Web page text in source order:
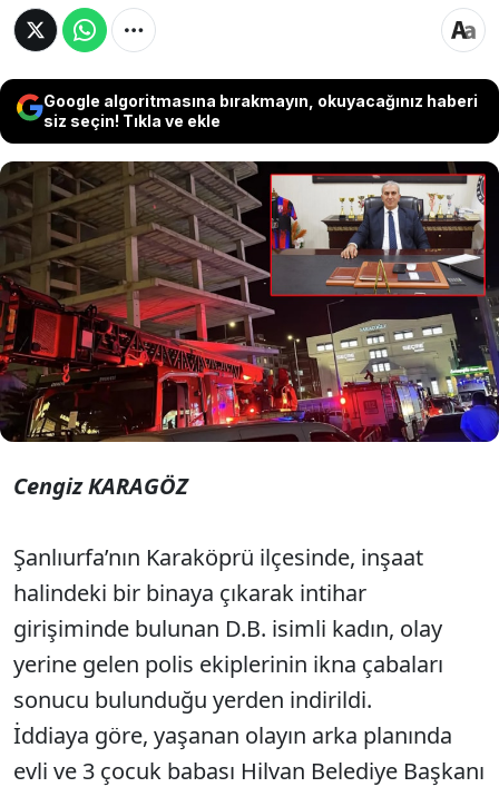
Google algoritmasına bırakmayın, okuyacağınız haberi
siz seçin! Tıkla ve ekle
İddiaya göre; DEM Partili Başkan
Paydaş’la ilişki yaşayan kadının ailesi
durumu öğrendi. Genç kadın aile baskısı
nedeniyle canına kıymak istedi.
Cengiz KARAGÖZ
Şanlıurfa’nın Karaköprü ilçesinde, inşaat
halindeki bir binaya çıkarak intihar
girişiminde bulunan D.B. isimli kadın, olay
yerine gelen polis ekiplerinin ikna çabaları
sonucu bulunduğu yerden indirildi.
İddiaya göre, yaşanan olayın arka planında
evli ve 3 çocuk babası Hilvan Belediye Başkanı